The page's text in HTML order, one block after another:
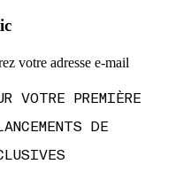
votre adresse e-mail
VOTRE PREMIÈRE
DE